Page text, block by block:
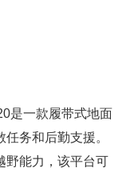
是一款履带式地面
务和后勤支援。
野能力，该平台可